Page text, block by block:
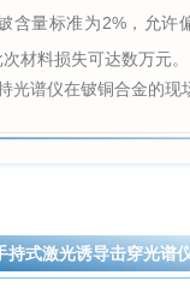
含量标准为2%，允许
材料损失可达数万元。
持式激光诱导击穿光谱